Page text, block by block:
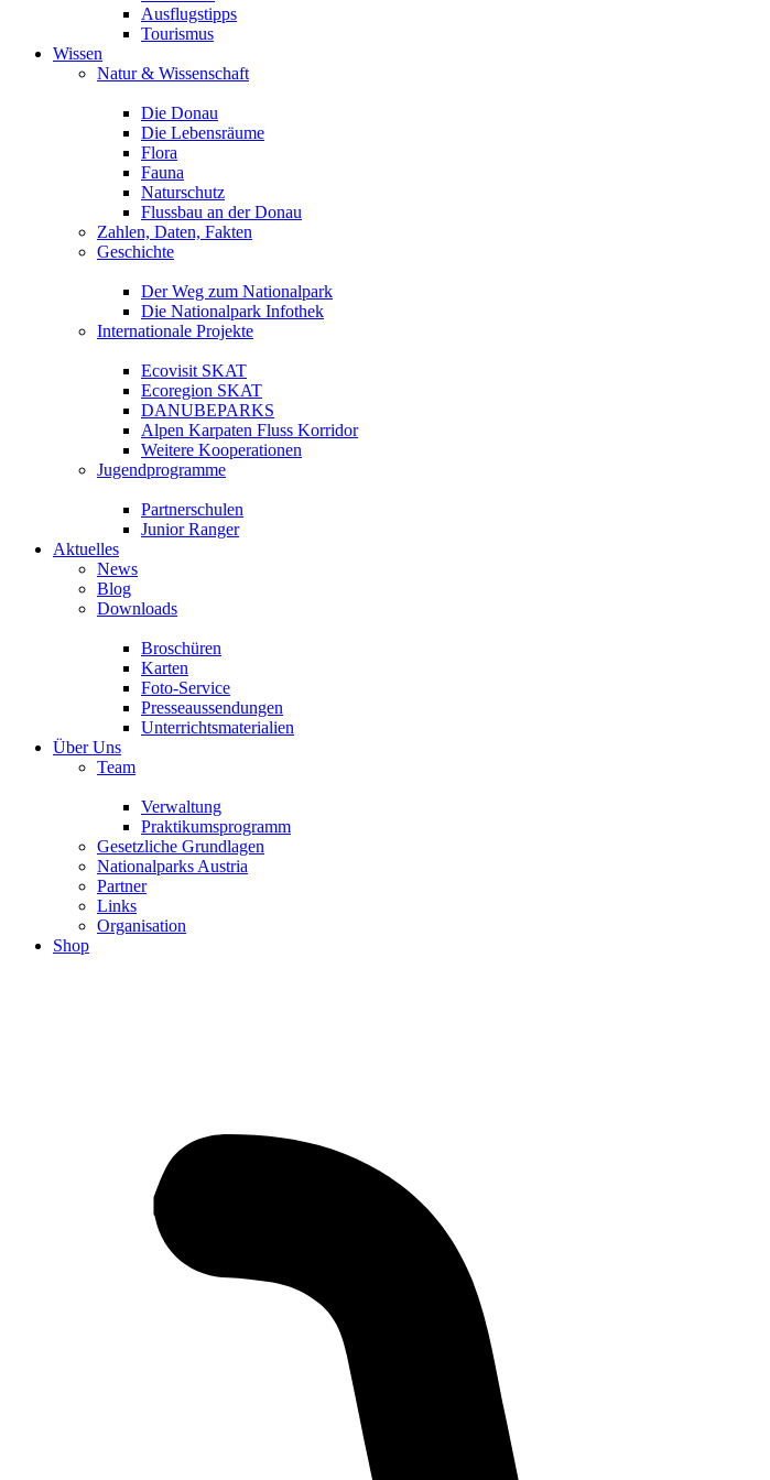
Ausflugstipps
Tourismus
Wissen
Natur & Wissenschaft
Die Donau
Die Lebensräume
Flora
Fauna
Naturschutz
Flussbau an der Donau
Zahlen, Daten, Fakten
Geschichte
Der Weg zum Nationalpark
Die Nationalpark Infothek
Internationale Projekte
Ecovisit SKAT
Ecoregion SKAT
DANUBEPARKS
Alpen Karpaten Fluss Korridor
Weitere Kooperationen
Jugendprogramme
Partnerschulen
Junior Ranger
Aktuelles
News
Blog
Downloads
Broschüren
Karten
Foto-Service
Presseaussendungen
Unterrichtsmaterialien
Über Uns
Team
Verwaltung
Praktikumsprogramm
Gesetzliche Grundlagen
Nationalparks Austria
Partner
Links
Organisation
Shop